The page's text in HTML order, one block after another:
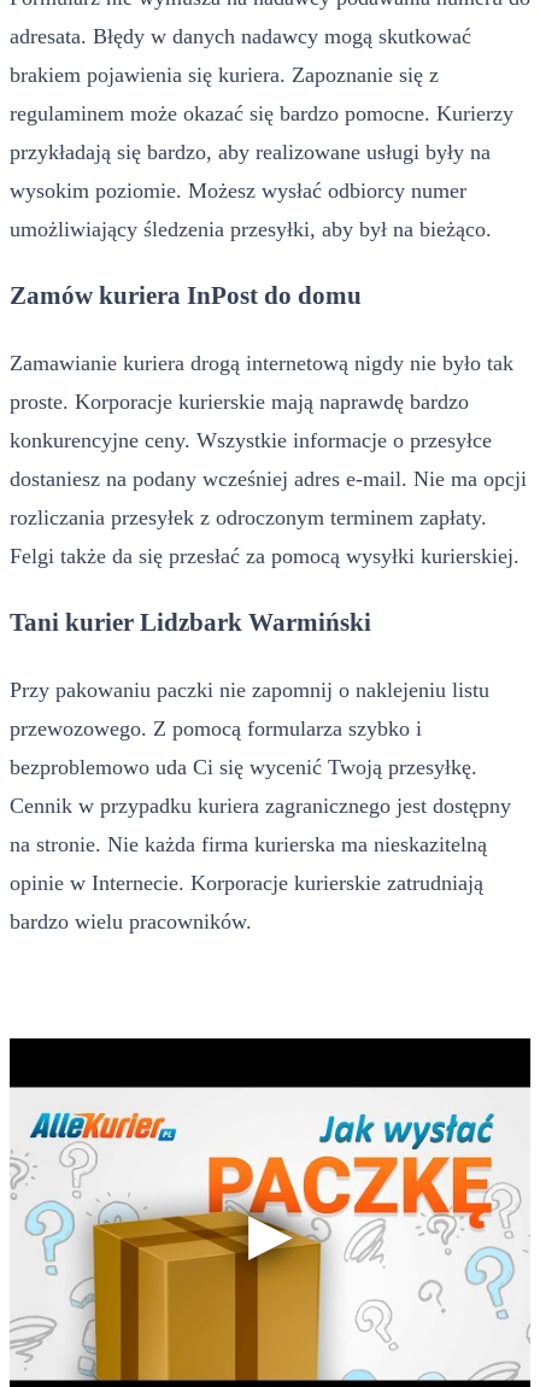
adresata. Błędy w danych nadawcy mogą skutkować
brakiem pojawienia się kuriera. Zapoznanie się z
regulaminem może okazać się bardzo pomocne. Kurierzy
przykładają się bardzo, aby realizowane usługi były na
wysokim poziomie. Możesz wysłać odbiorcy numer
umożliwiający śledzenia przesyłki, aby był na bieżąco.
Zamów kuriera InPost do domu
Zamawianie kuriera drogą internetową nigdy nie było tak
proste. Korporacje kurierskie mają naprawdę bardzo
konkurencyjne ceny. Wszystkie informacje o przesyłce
dostaniesz na podany wcześniej adres e-mail. Nie ma opcji
rozliczania przesyłek z odroczonym terminem zapłaty.
Felgi także da się przesłać za pomocą wysyłki kurierskiej.
Tani kurier Lidzbark Warmiński
Przy pakowaniu paczki nie zapomnij o naklejeniu listu
przewozowego. Z pomocą formularza szybko i
bezproblemowo uda Ci się wycenić Twoją przesyłkę.
Cennik w przypadku kuriera zagranicznego jest dostępny
na stronie. Nie każda firma kurierska ma nieskazitelną
opinie w Internecie. Korporacje kurierskie zatrudniają
bardzo wielu pracowników.